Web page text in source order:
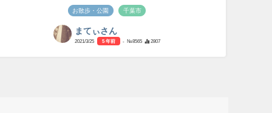
お散歩・公園 千葉市
まてぃさん
2021/3/25 5 年前 - №8565 2807